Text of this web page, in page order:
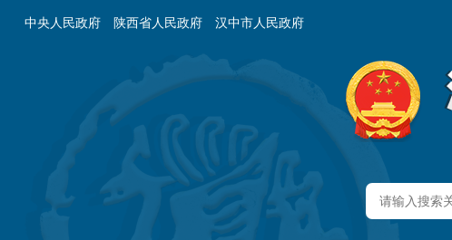
中央人民政府 陕西省人民政府 汉中市人民政府